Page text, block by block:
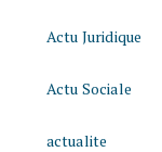
Actu Juridique
Actu Sociale
actualite